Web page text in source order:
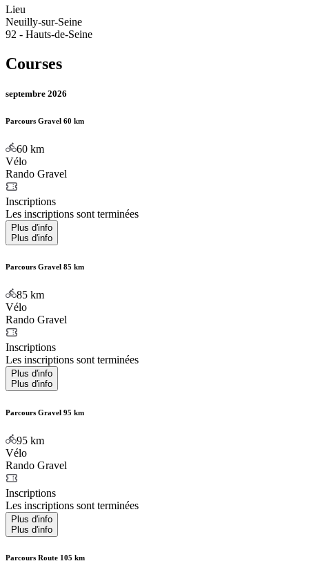
Lieu
Neuilly-sur-Seine
92 - Hauts-de-Seine
Courses
septembre 2026
Parcours Gravel 60 km
60 km
Vélo
Rando Gravel
Inscriptions
Les inscriptions sont terminées
Plus d'info
Plus d'info
Parcours Gravel 85 km
85 km
Vélo
Rando Gravel
Inscriptions
Les inscriptions sont terminées
Plus d'info
Plus d'info
Parcours Gravel 95 km
95 km
Vélo
Rando Gravel
Inscriptions
Les inscriptions sont terminées
Plus d'info
Plus d'info
Parcours Route 105 km